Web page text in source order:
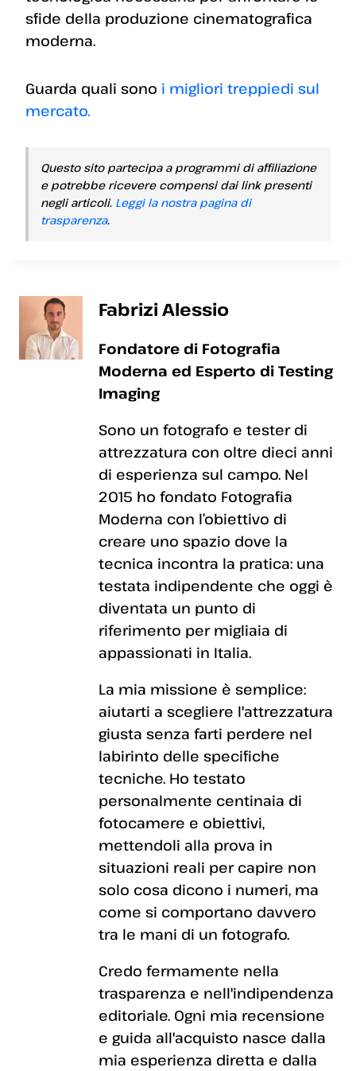
sfide della produzione cinematografica
moderna.
Guarda quali sono i migliori treppiedi sul
mercato.
Questo sito partecipa a programmi di affiliazione
e potrebbe ricevere compensi dai link presenti
negli articoli. Leggi la nostra pagina di
trasparenza.
Fabrizi Alessio
Fondatore di Fotografia
Moderna ed Esperto di Testing
Imaging
Sono un fotografo e tester di
attrezzatura con oltre dieci anni
di esperienza sul campo. Nel
2015 ho fondato Fotografia
Moderna con l’obiettivo di
creare uno spazio dove la
tecnica incontra la pratica: una
testata indipendente che oggi è
diventata un punto di
riferimento per migliaia di
appassionati in Italia.
La mia missione è semplice:
aiutarti a scegliere l'attrezzatura
giusta senza farti perdere nel
labirinto delle specifiche
tecniche. Ho testato
personalmente centinaia di
fotocamere e obiettivi,
mettendoli alla prova in
situazioni reali per capire non
solo cosa dicono i numeri, ma
come si comportano davvero
tra le mani di un fotografo.
Credo fermamente nella
trasparenza e nell'indipendenza
editoriale. Ogni mia recensione
e guida all'acquisto nasce dalla
mia esperienza diretta e dalla